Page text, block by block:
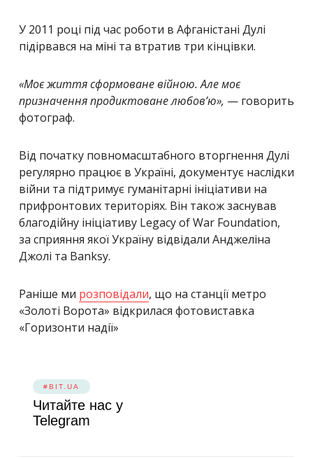
У 2011 році під час роботи в Афганістані Дулі
підірвався на міні та втратив три кінцівки.
«Моє життя сформоване війною. Але моє
призначення продиктоване любов’ю», — говорить
фотограф.
Від початку повномасштабного вторгнення Дулі
регулярно працює в Україні, документує наслідки
війни та підтримує гуманітарні ініціативи на
прифронтових територіях. Він також заснував
благодійну ініціативу Legacy of War Foundation,
за сприяння якої Україну відвідали Анджеліна
Джолі та Banksy.
Раніше ми розповідали, що на станції метро
«Золоті Ворота» відкрилася фотовиставка
«Горизонти надії»
#BIT.UA
Читайте нас у
Telegram